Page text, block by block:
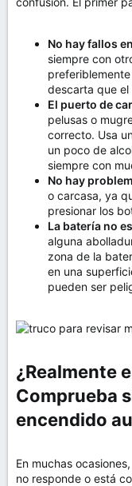
No hay fallos
siempre con
descarta que
El puerto de
pelusas o
correcto. Usa
un poco de
siempre con
No hay
o carcasa, ya
presionar los
La batería no
alguna
zona de la
en una
pueden ser
¿Realmente
Comprueba
encendido
En muchas
no responde o está